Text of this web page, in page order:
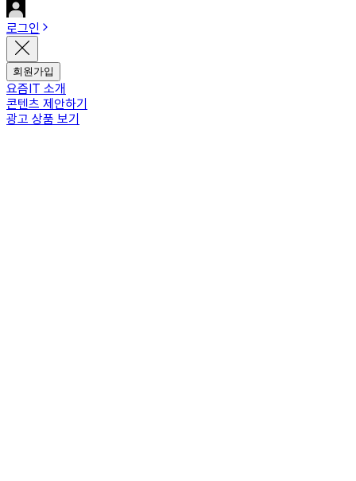
로그인
회원가입
요즘IT 소개
콘텐츠 제안하기
광고 상품 보기